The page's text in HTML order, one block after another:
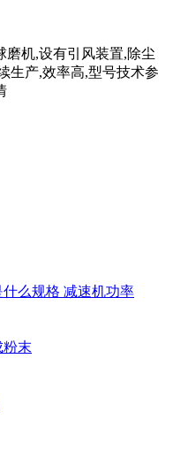
磨机,设有引风装置,除尘
生产,效率高,型号技术参
么规格 减速机功率
末